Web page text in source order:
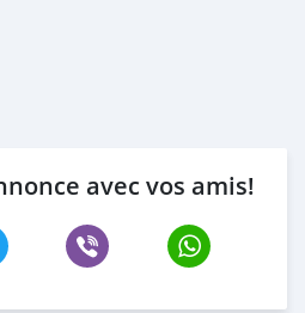
avec vos amis!